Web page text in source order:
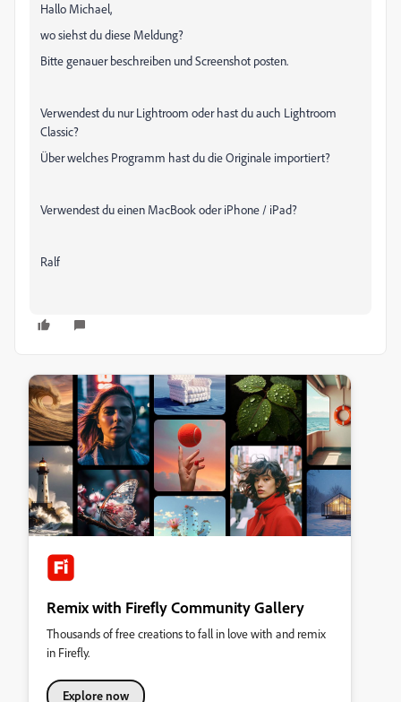
Hallo Michael,
wo siehst du diese Meldung?
Bitte genauer beschreiben und Screenshot posten.
Verwendest du nur Lightroom oder hast du auch Lightroom
Classic?
Über welches Programm hast du die Originale importiert?
Verwendest du einen MacBook oder iPhone / iPad?
Ralf
Remix with Firefly Community Gallery
Thousands of free creations to fall in love with and remix
in Firefly.
Explore now